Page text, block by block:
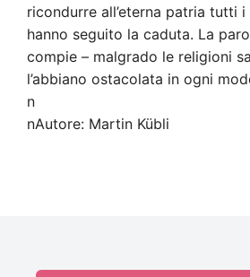
ricondurre all’eterna patria tutti
hanno seguito la caduta. La
compie – malgrado le religioni
l’abbiano ostacolata in ogni
n
nAutore: Martin Kübli